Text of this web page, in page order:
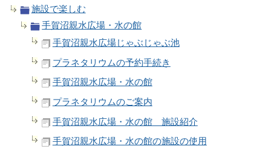
施設で楽しむ
手賀沼親水広場・水の館
手賀沼親水広場じゃぶじゃぶ池
プラネタリウムの予約手続き
手賀沼親水広場・水の館
プラネタリウムのご案内
手賀沼親水広場・水の館 施設紹介
手賀沼親水広場・水の館の施設の使用